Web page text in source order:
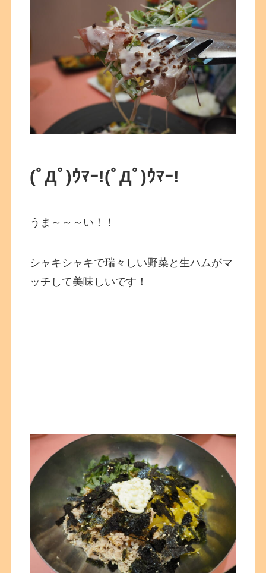
(ﾟДﾟ)ｳﾏｰ!(ﾟДﾟ)ｳﾏｰ!
うま～～～い！！
シャキシャキで瑞々しい野菜と生ハムがマ
ッチして美味しいです！